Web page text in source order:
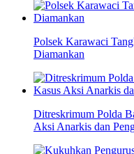
Polsek Karawaci
Diamankan
Ditreskrimum Polda
Aksi Anarkis dan